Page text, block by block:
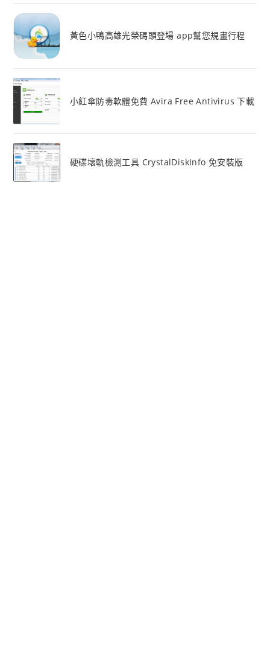
黃色小鴨高雄光榮碼頭登場 app幫您規畫行程
小紅傘防毒軟體免費 Avira Free Antivirus 下載
硬碟壞軌檢測工具 CrystalDiskInfo 免安裝版